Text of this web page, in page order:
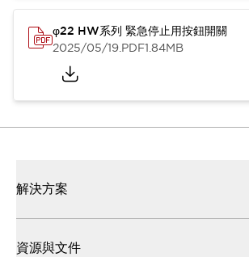
φ22 HW系列 緊急停止用按鈕開關
2025/05/19.PDF1.84MB
解決方案
資源與文件